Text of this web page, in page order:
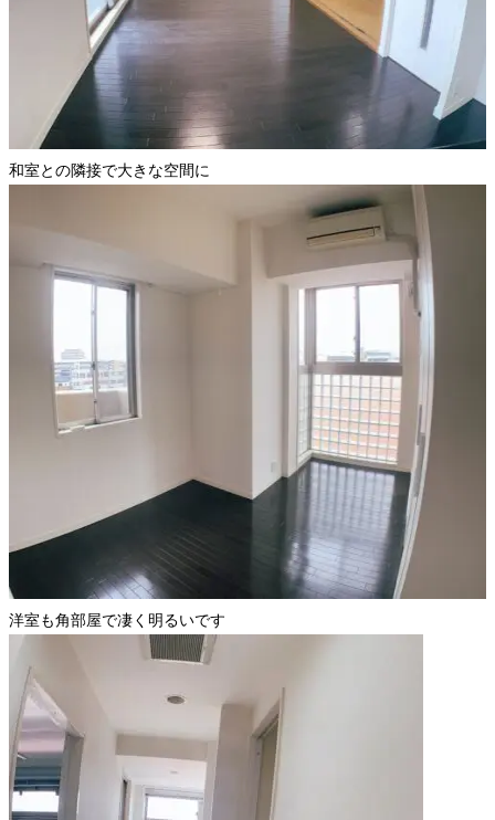
和室との隣接で大きな空間に
洋室も角部屋で凄く明るいです